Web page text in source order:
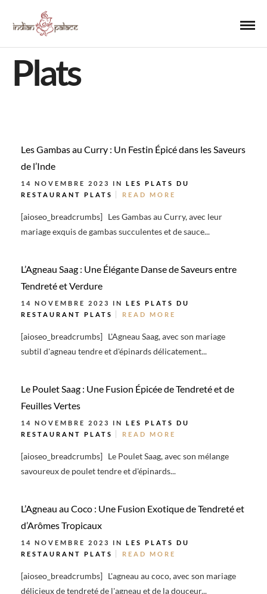
Plats
Les Gambas au Curry : Un Festin Épicé dans les Saveurs
de l’Inde
14 NOVEMBRE 2023 IN LES PLATS DU
RESTAURANT
PLATS READ MORE
[aioseo_breadcrumbs] Les Gambas au Curry, avec leur
mariage exquis de gambas succulentes et de sauce...
L’Agneau Saag : Une Élégante Danse de Saveurs entre
Tendreté et Verdure
14 NOVEMBRE 2023 IN LES PLATS DU
RESTAURANT
PLATS READ MORE
[aioseo_breadcrumbs] L'Agneau Saag, avec son mariage
subtil d'agneau tendre et d'épinards délicatement...
Le Poulet Saag : Une Fusion Épicée de Tendreté et de
Feuilles Vertes
14 NOVEMBRE 2023 IN LES PLATS DU
RESTAURANT
PLATS READ MORE
[aioseo_breadcrumbs] Le Poulet Saag, avec son mélange
savoureux de poulet tendre et d'épinards...
L’Agneau au Coco : Une Fusion Exotique de Tendreté et
d’Arômes Tropicaux
14 NOVEMBRE 2023 IN LES PLATS DU
RESTAURANT
PLATS READ MORE
[aioseo_breadcrumbs] L'agneau au coco, avec son mariage
délicieux de tendreté de l'agneau et de la douceur...